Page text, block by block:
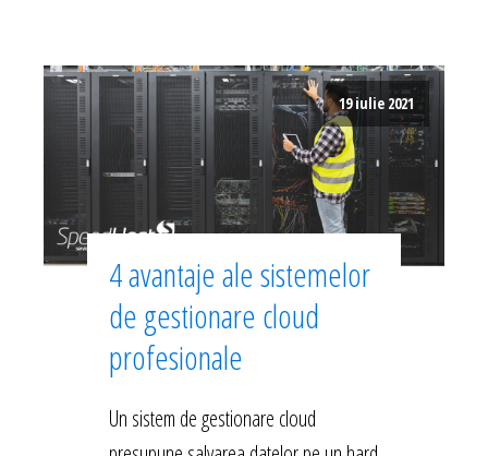
19 iulie 2021
4 avantaje ale sistemelor
de gestionare cloud
profesionale
Un sistem de gestionare cloud